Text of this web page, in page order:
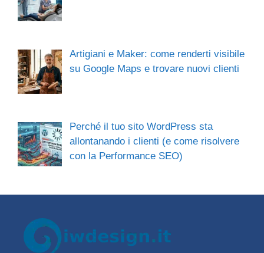
Artigiani e Maker: come renderti visibile
su Google Maps e trovare nuovi clienti
Perché il tuo sito WordPress sta
allontanando i clienti (e come risolvere
con la Performance SEO)